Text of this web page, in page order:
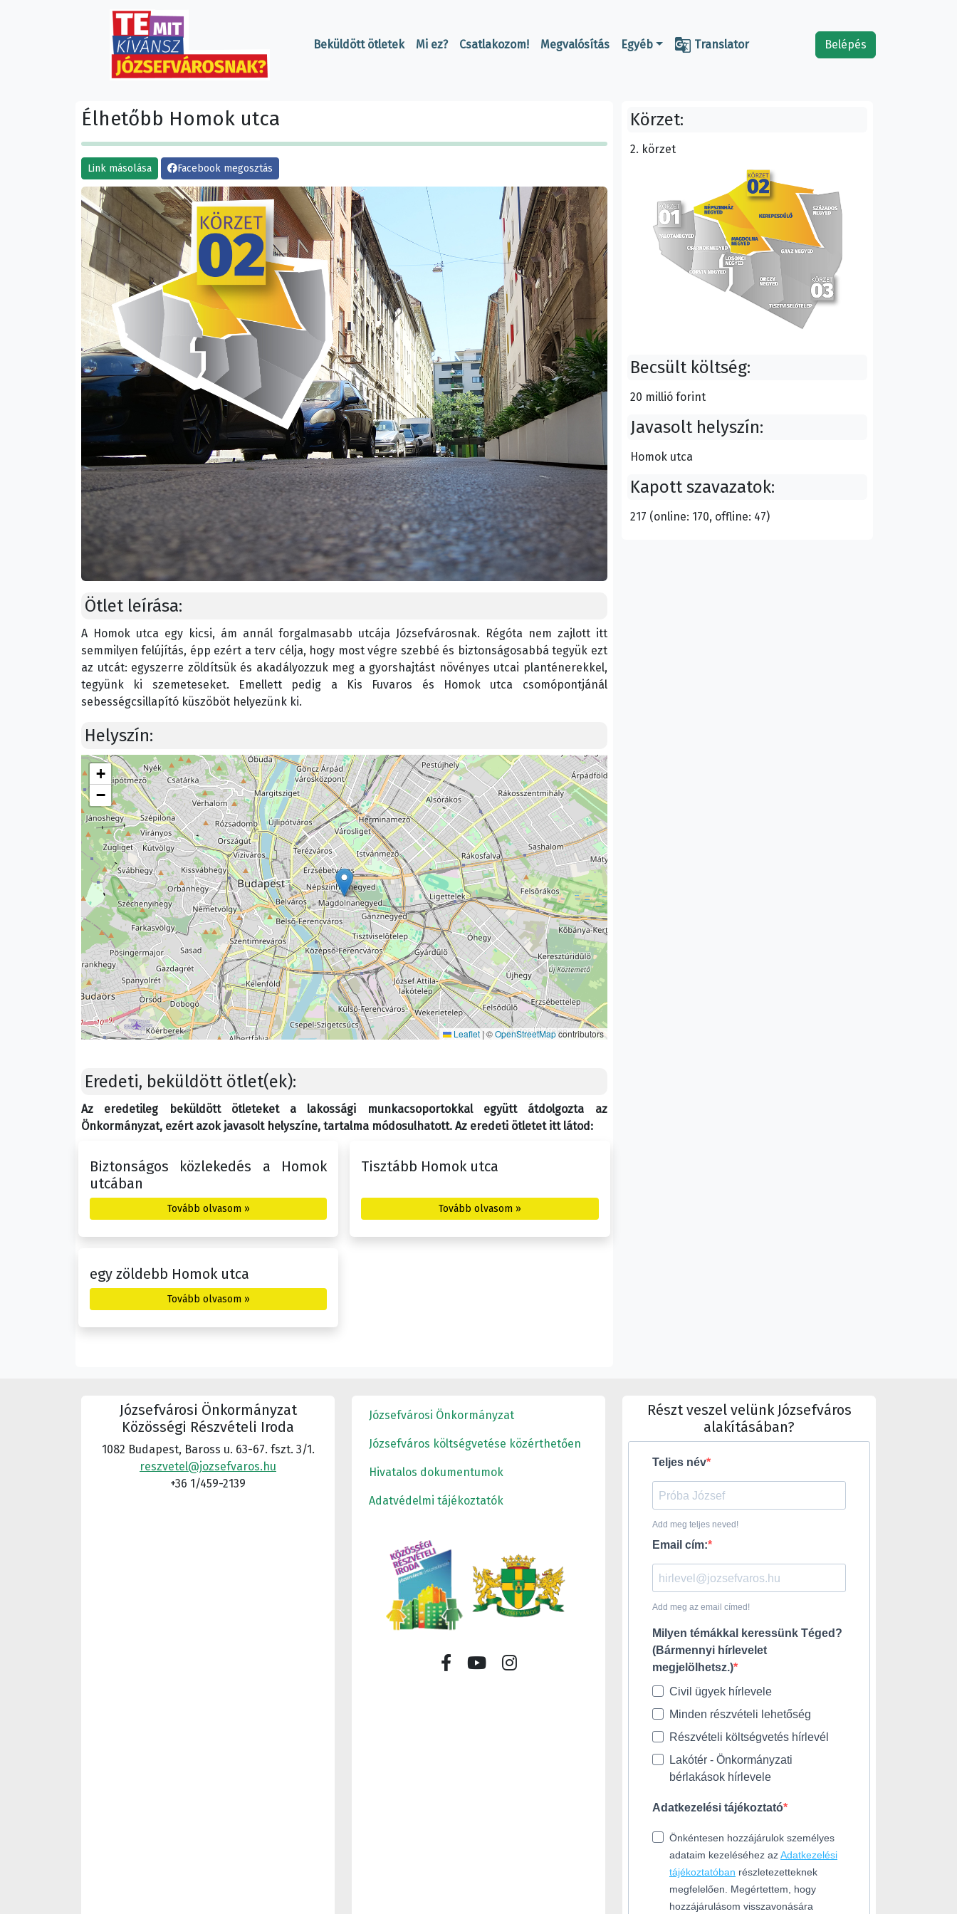
Beküldött ötletek Mi ez? Csatlakozom! Megvalósítás Egyéb  Translator Belépés
Élhetőbb Homok utca
Link másolása Facebook megosztás
Ötlet leírása:
A Homok utca egy kicsi, ám annál forgalmasabb utcája Józsefvárosnak. Régóta nem zajlott itt
semmilyen felújítás, épp ezért a terv célja, hogy most végre szebbé és biztonságosabbá tegyük ezt
az utcát: egyszerre zöldítsük és akadályozzuk meg a gyorshajtást növényes utcai planténerekkel,
tegyünk ki szemeteseket. Emellett pedig a Kis Fuvaros és Homok utca csomópontjánál
sebességcsillapító küszöböt helyezünk ki.
Helyszín:
+
−
Leaflet | ©OpenStreetMapcontributors
Eredeti, beküldött ötlet(ek):
Az eredetileg beküldött ötleteket a lakossági munkacsoportokkal együtt átdolgozta az
Önkormányzat, ezért azok javasolt helyszíne, tartalma módosulhatott. Az eredeti ötletet itt látod:
Biztonságos közlekedés a Homok
utcában
Tovább olvasom »
Tisztább Homok utca
Tovább olvasom »
egy zöldebb Homok utca
Tovább olvasom »
Körzet:
2. körzet
Becsült költség:
20 millió forint
Javasolt helyszín:
Homok utca
Kapott szavazatok:
217 (online: 170, offline: 47)
Józsefvárosi Önkormányzat
Közösségi Részvételi Iroda
1082 Budapest, Baross u. 63-67. fszt. 3/1.
reszvetel@jozsefvaros.hu
+36 1/459-2139
Józsefvárosi Önkormányzat
Józsefváros költségvetése közérthetően
Hivatalos dokumentumok
Adatvédelmi tájékoztatók
Részt veszel velünk Józsefváros
alakításában?
Teljes név
Add meg teljes neved!
Email cím:
Add meg az email címed!
Milyen témákkal keressünk Téged?
(Bármennyi hírlevelet
megjelölhetsz.)
Civil ügyek hírlevele
Minden részvételi lehetőség
Részvételi költségvetés hírlevél
Lakótér - Önkormányzati
bérlakások hírlevele
Adatkezelési tájékoztató
Önkéntesen hozzájárulok személyes
adataim kezeléséhez azAdatkezelési
tájékoztatóban részletezetteknek
megfelelően. Megértettem, hogy
hozzájárulásom visszavonására